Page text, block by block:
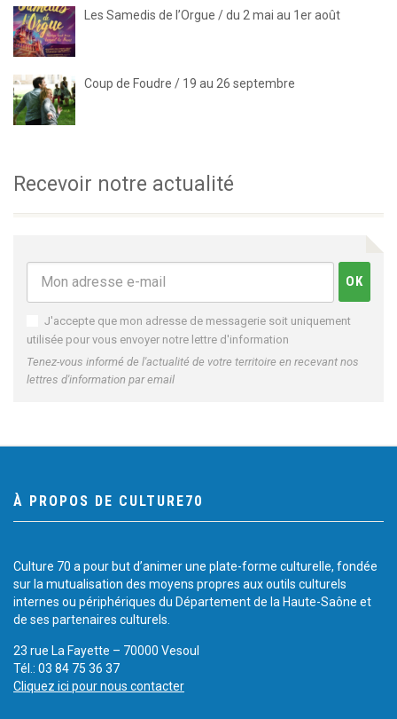
Les Samedis de l’Orgue / du 2 mai au 1er août
Coup de Foudre / 19 au 26 septembre
Recevoir notre actualité
J'accepte que mon adresse de messagerie soit uniquement
utilisée pour vous envoyer notre lettre d'information
Tenez-vous informé de l'actualité de votre territoire en recevant nos
lettres d'information par email
À PROPOS DE CULTURE70
Culture 70 a pour but d’animer une plate-forme culturelle, fondée
sur la mutualisation des moyens propres aux outils culturels
internes ou périphériques du Département de la Haute-Saône et
de ses partenaires culturels.
23 rue La Fayette – 70000 Vesoul
Tél.: 03 84 75 36 37
Cliquez ici pour nous contacter